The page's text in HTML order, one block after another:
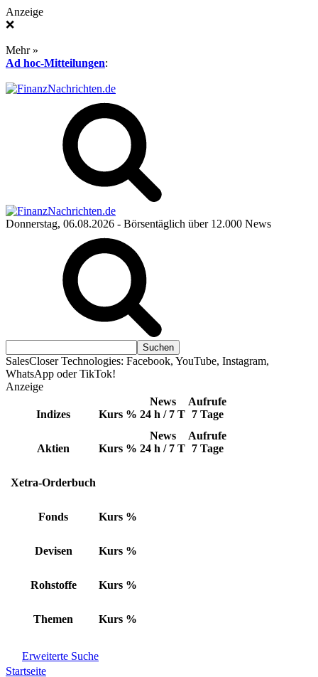
Anzeige
❌
Mehr »
Ad hoc-Mitteilungen:
Donnerstag, 06.08.2026 - Börsentäglich über 12.000 News
SalesCloser Technologies: Facebook, YouTube, Instagram,
WhatsApp oder TikTok!
Anzeige
Indizes Kurs %
News
24 h / 7 T
Aufrufe
7 Tage
Aktien Kurs %
News
24 h / 7 T
Aufrufe
7 Tage
Xetra-Orderbuch
Fonds Kurs %
Devisen Kurs %
Rohstoffe Kurs %
Themen Kurs %
Erweiterte Suche
Startseite